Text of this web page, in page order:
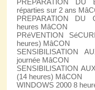
réparties sur 2 ans
PREPARATION DU
heures MâCON
PRéVENTION
heures) MâCON
SENSIBILISATION
journée MâCON
SENSIBILISATION
(14 heures) MâCON
WINDOWS 2000 8